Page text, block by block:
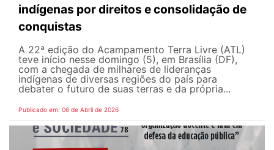
indígenas por direitos e consolidação de
conquistas
A 22ª edição do Acampamento Terra Livre (ATL)
teve início nesse domingo (5), em Brasília (DF),
com a chegada de milhares de lideranças
indígenas de diversas regiões do país para
debater o futuro de suas terras e da própria...
Publicado em: 06 de Abril de 2026